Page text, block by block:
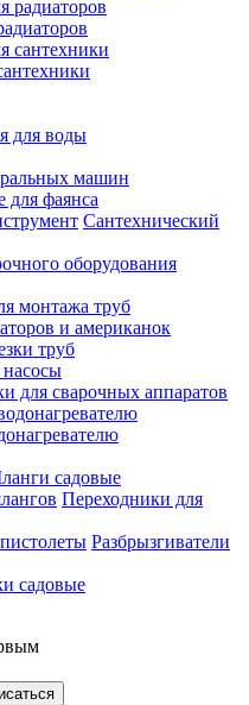
для воды
машин
фаянса
Сантехнический
оборудования
монтажа труб
и американок
труб
для сварочных аппаратов
садовые
Переходники для
Разбрызгиватели
садовые